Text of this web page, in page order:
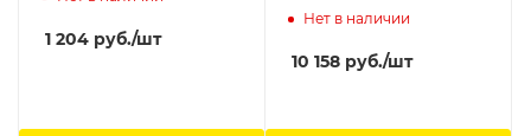
1 204 руб./шт
Нет в наличии
10 158 руб./шт